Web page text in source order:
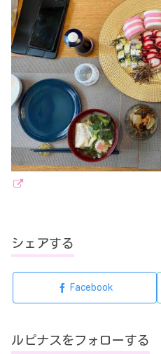
シェアする
Facebook
ルピナスをフォローする